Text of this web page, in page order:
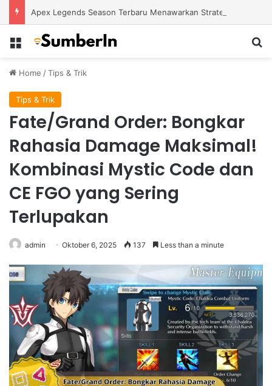
Menu
Home /Tips & Trik
Tips & Trik
Fate/Grand Order: Bongkar
Rahasia Damage Maksimal!
Kombinasi Mystic Code dan
CE FGO yang Sering
Terlupakan
admin Oktober 6, 2025 137 Less than a minute